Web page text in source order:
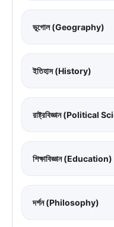
ভূগোল (Geography)
ইতিহাস (History)
রাষ্ট্রবিজ্ঞান (Political
শিক্ষাবিজ্ঞান (Education)
দর্শন (Philosophy)